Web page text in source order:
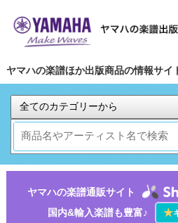
ヤマハの楽譜ほか出版商品の情報サイ
ヤマハの楽譜通販サイト
国内&輸入楽譜も豊富♪
★